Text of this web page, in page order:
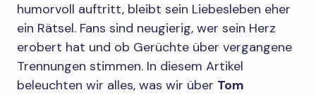
humorvoll auftritt, bleibt sein Liebesleben eher
ein Rätsel. Fans sind neugierig, wer sein Herz
erobert hat und ob Gerüchte über vergangene
Trennungen stimmen. In diesem Artikel
beleuchten wir alles, was wir über Tom